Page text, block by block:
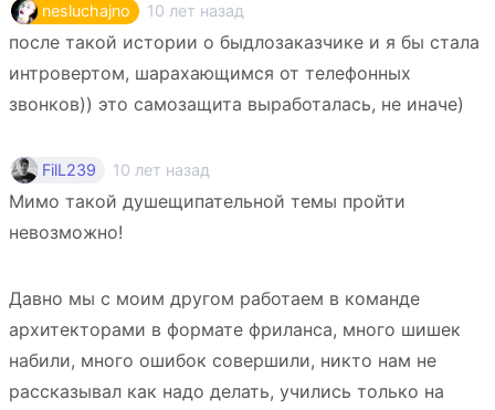
nesluchajno 10 лет назад
после такой истории о быдлозаказчике и я бы стала
интровертом, шарахающимся от телефонных
звонков)) это самозащита выработалась, не иначе)
FilL239 10 лет назад
Мимо такой душещипательной темы пройти
невозможно!
Давно мы с моим другом работаем в команде
архитекторами в формате фриланса, много шишек
набили, много ошибок совершили, никто нам не
рассказывал как надо делать, учились только на